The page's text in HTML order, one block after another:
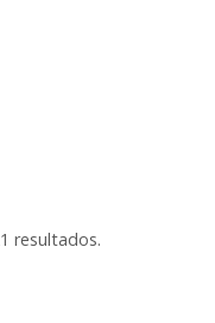
resultados.